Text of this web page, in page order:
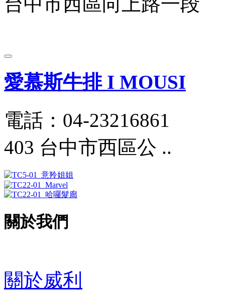
愛慕斯牛排 I MOUSI
電話：04-23216861
403 台中市西區公 ..
關於我們
關於威利